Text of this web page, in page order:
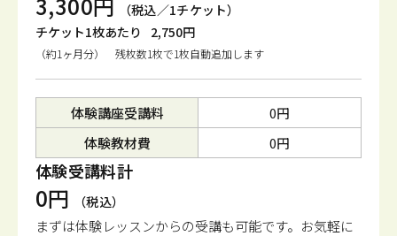
（税込／1チケット）
チケット1枚あたり
2,750円
（約1ヶ月分） 残枚数1枚で1枚自動追加します
体験講座受講料
0円
体験教材費
0円
体験受講料計
0円 （税込）
まずは体験レッスンからの受講も可能です。 お気軽に